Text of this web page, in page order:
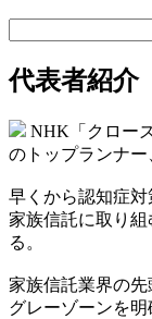
代表者紹介
NHK「クロー
のトップランナー
早くから認知症
家族信託に取り
る。
家族信託業界の
グレーゾーンを